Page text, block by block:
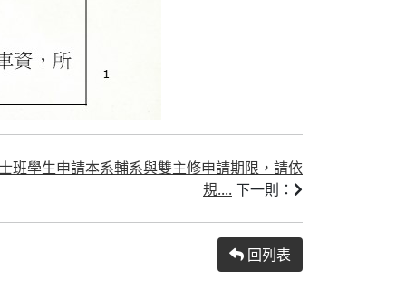
班學生申請本系輔系與雙主修申請期限，請依
規.... 下一則：
回列表